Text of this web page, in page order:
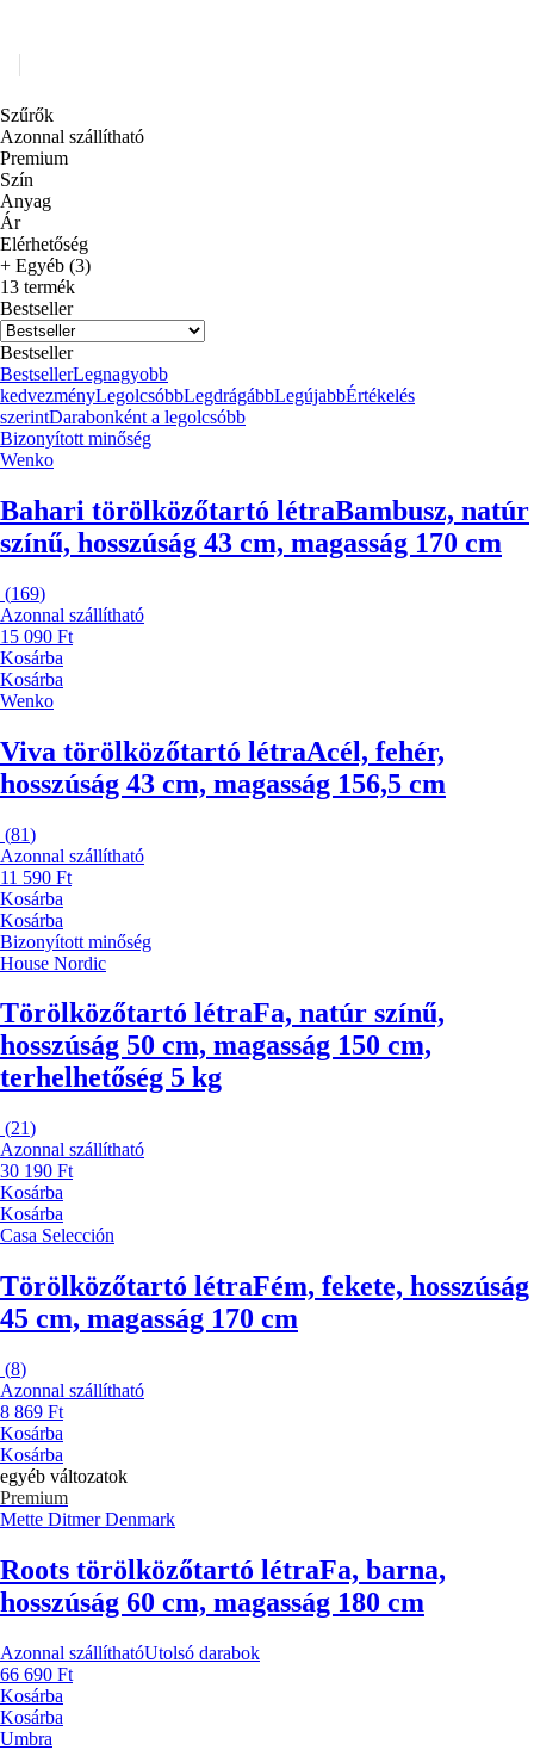
Szűrők
Azonnal szállítható
Premium
Szín
Anyag
Ár
Elérhetőség
+ Egyéb (3)
13 termék
Bestseller
Bestseller
BestsellerLegnagyobb
kedvezményLegolcsóbbLegdrágábbLegújabbÉrtékelés
szerintDarabonként a legolcsóbb
Bizonyított minőség
Wenko
Bahari törölközőtartó létraBambusz, natúr
színű, hosszúság 43 cm, magasság 170 cm
(169)
Azonnal szállítható
15 090 Ft
Kosárba
Kosárba
Wenko
Viva törölközőtartó létraAcél, fehér,
hosszúság 43 cm, magasság 156,5 cm
(81)
Azonnal szállítható
11 590 Ft
Kosárba
Kosárba
Bizonyított minőség
House Nordic
Törölközőtartó létraFa, natúr színű,
hosszúság 50 cm, magasság 150 cm,
terhelhetőség 5 kg
(21)
Azonnal szállítható
30 190 Ft
Kosárba
Kosárba
Casa Selección
Törölközőtartó létraFém, fekete, hosszúság
45 cm, magasság 170 cm
(8)
Azonnal szállítható
8 869 Ft
Kosárba
Kosárba
egyéb változatok
Premium
Mette Ditmer Denmark
Roots törölközőtartó létraFa, barna,
hosszúság 60 cm, magasság 180 cm
Azonnal szállíthatóUtolsó darabok
66 690 Ft
Kosárba
Kosárba
Umbra